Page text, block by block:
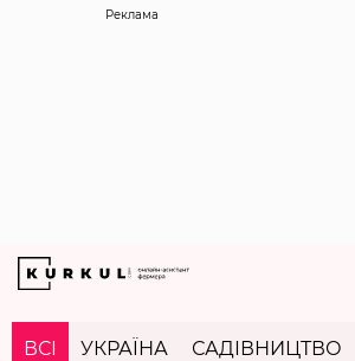
Реклама
ВСІ УКРАЇНА САДІВНИЦТВО